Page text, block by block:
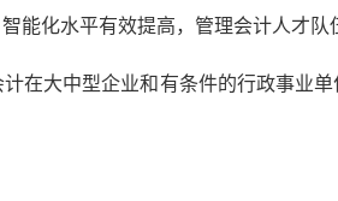
能化水平有效提高，管理会计人才
在大中型企业和有条件的行政事业